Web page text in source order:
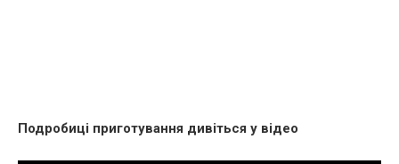
Подробиці приготування дивіться у відео